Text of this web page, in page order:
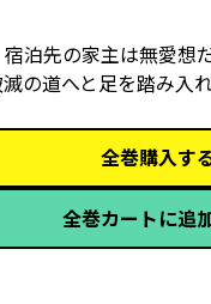
泊先の家主は無愛想
の道へと足を踏み入
全巻購入す
全巻カートに追